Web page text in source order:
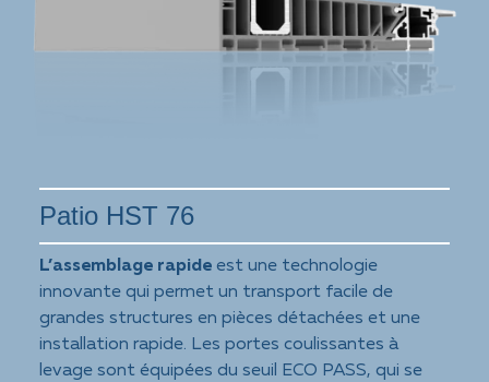
Patio HST 76
L’assemblage rapideest une technologie
innovante qui permet un transport facile de
grandes structures en pièces détachées et une
installation rapide. Les portes coulissantes à
levage sont équipées du seuil ECO PASS, qui se